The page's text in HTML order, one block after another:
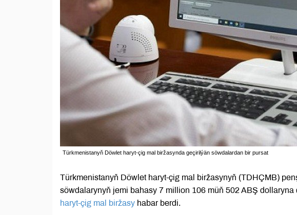
Türkmenistanyň Döwlet haryt-çig mal biržasynda geçirilýän söwdalardan bir pursat
Türkmenistanyň Döwlet haryt-çig mal biržasynyň (TDHÇMB)
söwdalarynyň jemi bahasy 7 million 106 müň 502 ABŞ dollaryna
haryt-çig mal biržasy habar berdi.